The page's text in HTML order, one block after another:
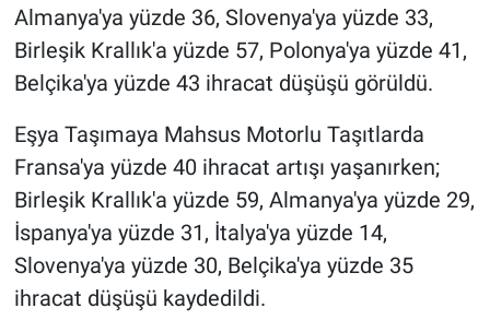
Almanya'ya yüzde 36, Slovenya'ya yüzde 33,
Birleşik Krallık'a yüzde 57, Polonya'ya yüzde 41,
Belçika'ya yüzde 43 ihracat düşüşü görüldü.
Eşya Taşımaya Mahsus Motorlu Taşıtlarda
Fransa'ya yüzde 40 ihracat artışı yaşanırken;
Birleşik Krallık'a yüzde 59, Almanya'ya yüzde 29,
İspanya'ya yüzde 31, İtalya'ya yüzde 14,
Slovenya'ya yüzde 30, Belçika'ya yüzde 35
ihracat düşüşü kaydedildi.